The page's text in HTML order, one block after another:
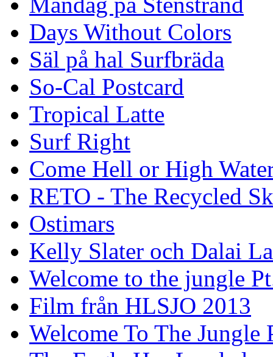
Days Without Colors
Säl på hal Surfbräda
So-Cal Postcard
Tropical Latte
Surf Right
Come Hell or High
RETO - The Recycled
Ostimars
Kelly Slater och Dalai
Welcome to the jungle
Film från HLSJO 2013
Welcome To The Jungle